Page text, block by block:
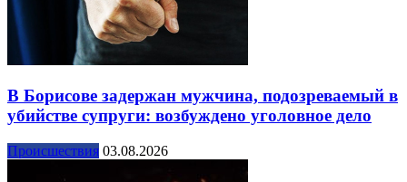
В Борисове задержан мужчина, подозреваемый в
убийстве супруги: возбуждено уголовное дело
Происшествия 03.08.2026